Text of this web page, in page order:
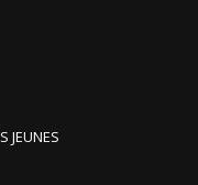
JEUNES